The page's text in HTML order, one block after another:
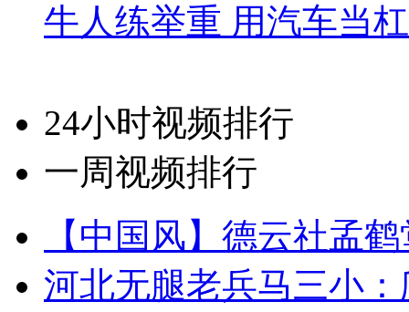
牛人练举重 用汽车当
24小时视频排行
一周视频排行
【中国风】德云社孟
河北无腿老兵马三小